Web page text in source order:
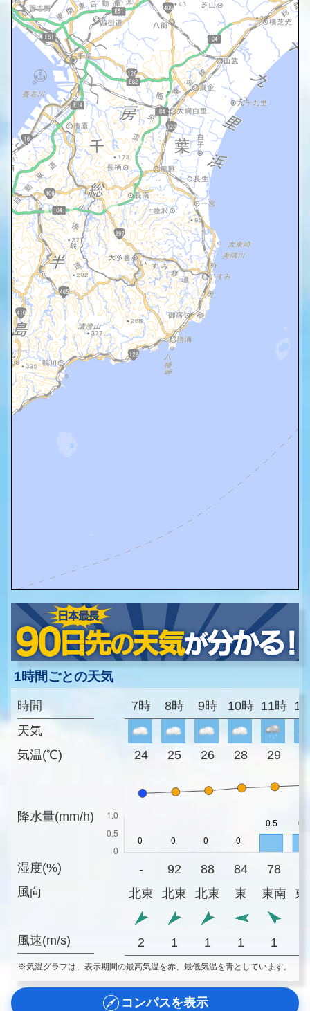
1時間ごとの天気
時間
天気
気温(℃)
降水量(mm/h)
湿度(%)
風向
風速(m/s)
7時 8時 9時 10時 11時
24 25 26 28 29
- 92 88 84 78
北東
北東 北東 東 東南 東
2 1 1 1 1
※気温グラフは、表示期間の最高気温を赤、最低気温を青としています。
コンパスを表示